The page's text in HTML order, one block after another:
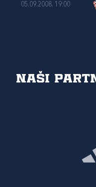
05.09.2008. 19:00
Naši